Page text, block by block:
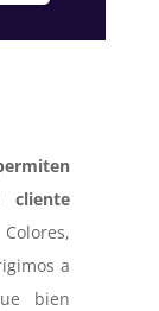
a
bien